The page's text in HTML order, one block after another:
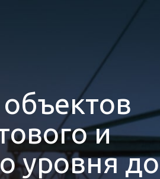
объектов
и
уровня до